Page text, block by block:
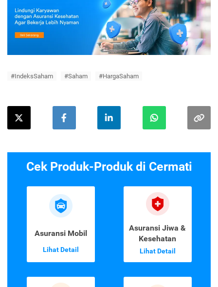
#IndeksSaham #Saham #HargaSaham
Cek Produk-Produk di Cermati
Asuransi Mobil
Lihat Detail
Asuransi Jiwa &
Kesehatan
Lihat Detail